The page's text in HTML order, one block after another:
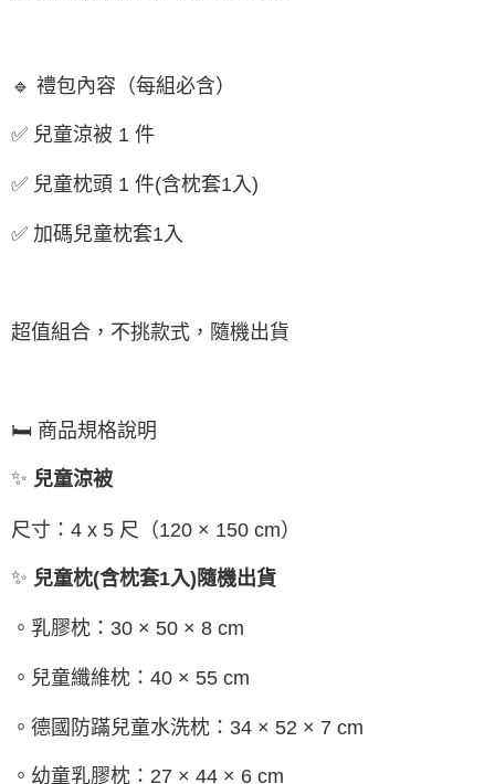
🔹 禮包內容（每組必含）
✅ 兒童涼被 1 件
✅ 兒童枕頭 1 件(含枕套1入)
✅ 加碼兒童枕套1入
超值組合，不挑款式，隨機出貨
🛏 商品規格說明
✨ 兒童涼被
尺寸：4 x 5 尺（120 × 150 cm）
✨ 兒童枕(含枕套1入)隨機出貨
。乳膠枕：30 × 50 × 8 cm
。兒童纖維枕：40 × 55 cm
。德國防蹣兒童水洗枕：34 × 52 × 7 cm
。幼童乳膠枕：27 × 44 × 6 cm